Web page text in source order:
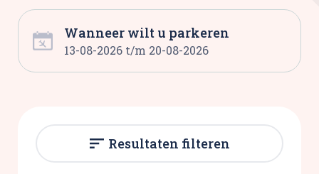
Wanneer wilt u parkeren
Resultaten filteren